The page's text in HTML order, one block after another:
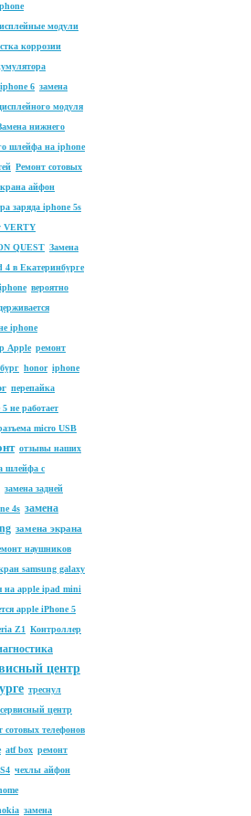
модули
коррозии
6 замена
модуля
нижнего
шлейфа на iphone
Ремонт сотовых
айфон
заряда iphone 5s
VERTY
QUEST Замена
4 в Екатеринбурге
вероятно
iphone
Apple ремонт
honor iphone
перепайка
не работает
micro USB
отзывы наших
шлейфа с
замена задней
4s замена
замена экрана
наушников
samsung galaxy
на apple ipad mini
apple iPhone 5
Z1 Контроллер
центр
треснул
сервисный центр
сотовых телефонов
atf box ремонт
чехлы айфон
замена